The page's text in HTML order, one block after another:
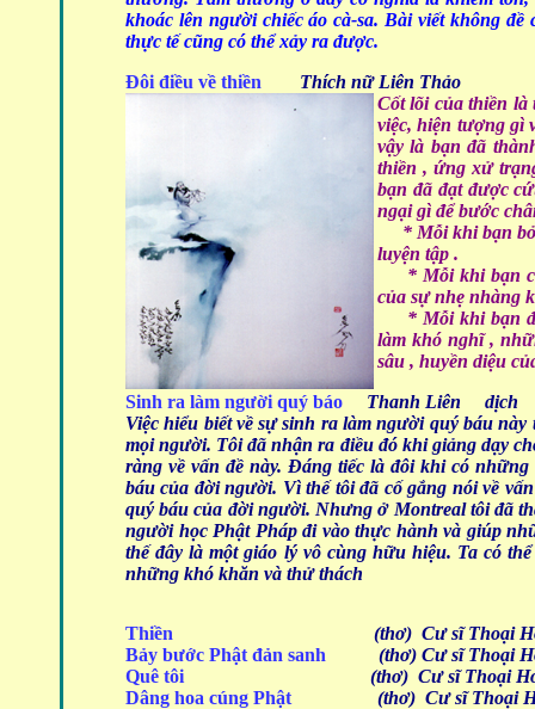
khoác lên người chiếc áo cà-sa. Bài viết không
thực tế cũng có thể xảy ra được.
Đôi điều về thiền Thích nữ Liên Thảo
Cốt lõi của thiền là
việc, hiện tượng gì
vậy là bạn đã
thiền , ứng xử
bạn đã đạt được
ngại gì để bước
* Mỗi khi bạn bỏ
luyện tập .
* Mỗi khi bạn
của sự nhẹ nhàng
* Mỗi khi bạn
làm khó nghĩ ,
sâu , huyền diệu
Sinh ra làm người quý báo Thanh Liên dịch
Việc hiểu biết về sự sinh ra làm người quý báu
mọi người. Tôi đã nhận ra điều đó khi giảng dạy
ràng về vấn đề này. Đáng tiếc là đôi khi có
báu của đời người. Vì thế tôi đã cố gắng nói về
quý báu của đời người. Nhưng ở Montreal tôi đã
người học Phật Pháp đi vào thực hành và giúp
thế đây là một giáo lý vô cùng hữu hiệu. Ta có
những khó khăn và thử thách
Thiền
(thơ) Cư sĩ Thoại
Bảy bước Phật đản sanh
(thơ) Cư sĩ Thoại
Quê tôi
(thơ) Cư sĩ Thoại
Dâng hoa cúng Phật
(thơ) Cư sĩ Thoại